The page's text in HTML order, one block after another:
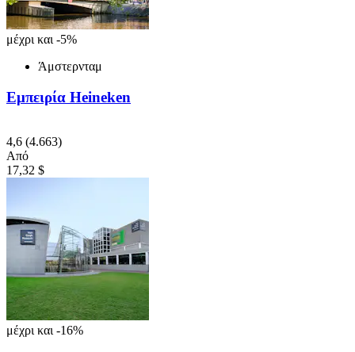
μέχρι και -5%
Άμστερνταμ
Εμπειρία Heineken
4,6 (4.663)
Από
17,32 $
μέχρι και -16%